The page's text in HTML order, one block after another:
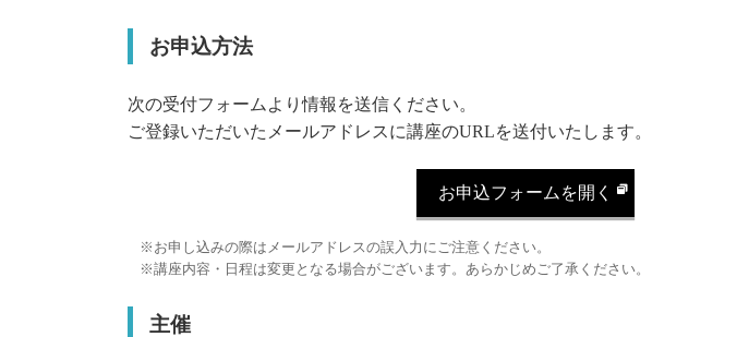
お申込方法
次の受付フォームより情報を送信ください。
ご登録いただいたメールアドレスに講座のURLを送付いたします。
お申込フォームを開く
お申し込みの際はメールアドレスの誤入力にご注意ください。
講座内容・日程は変更となる場合がございます。あらかじめご了承ください。
主催